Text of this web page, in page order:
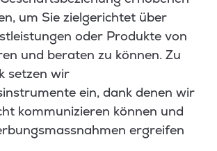
um Sie zielgerichtet über
oder Produkte von
und beraten zu können. Zu
setzen wir
ein, dank denen wir
kommunizieren können und
ergreifen